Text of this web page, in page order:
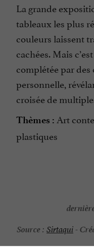
La grande
tableaux les plus
couleurs laissent
cachées. Mais
complétée par
personnelle,
croisée de
Thèmes : Art
plastiques
Source : Sirtaqui-